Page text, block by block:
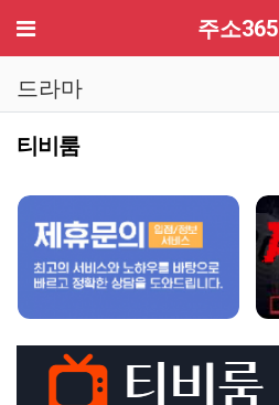
메뉴 주소365
드라마
티비룸
컨텐츠 정보
본문